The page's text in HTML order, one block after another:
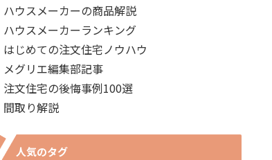
ハウスメーカーの商品解説
ハウスメーカーランキング
はじめての注文住宅ノウハウ
メグリエ編集部記事
注文住宅の後悔事例100選
間取り解説
人気のタグ